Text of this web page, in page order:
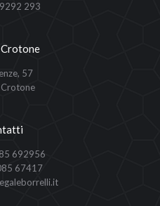
293
Crotone
57
692956
67417